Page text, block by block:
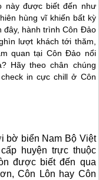
này được biết đến như
hùng vĩ khiến bất kỳ
đây, hành trình Côn Đảo
lượt khách tới thăm,
quan tại Côn Đảo nổi
Hãy theo chân chúng
in cực chill ở Côn
bờ biển Nam Bộ Việt
huyện trực thuộc
được biết đến qua
Côn Lôn hay Côn